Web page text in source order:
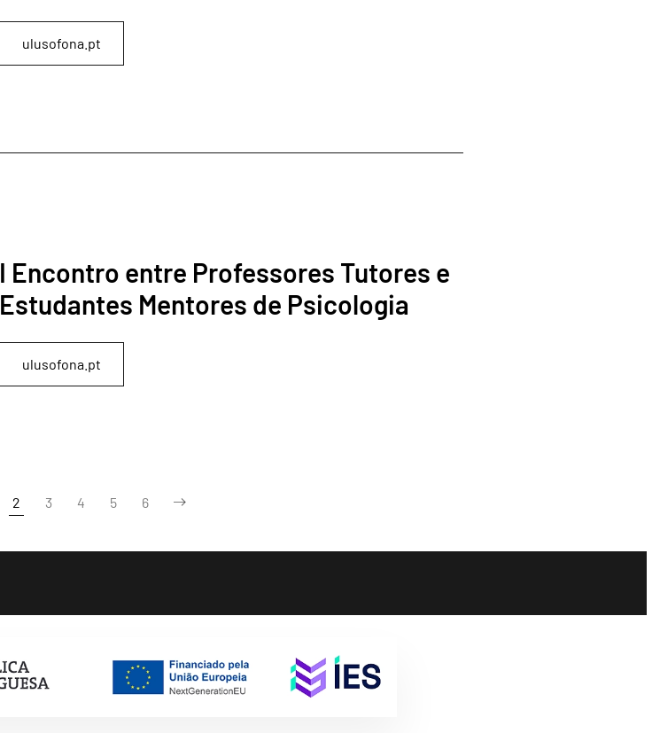
ulusofona.pt
I Encontro entre Professores Tutores e
Estudantes Mentores de Psicologia
ulusofona.pt
2 3 4 5 6